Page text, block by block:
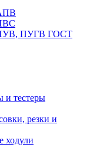
ПУВ, ПУГВ ГОСТ
и тестеры
резки и
ходули